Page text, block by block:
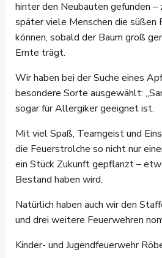
hinter den Neubauten gefunden
später viele Menschen die süßen
können, sobald der Baum groß
Ernte trägt.
Wir haben bei der Suche eines
besondere Sorte ausgewählt:
sogar für Allergiker geeignet ist.
Mit viel Spaß, Teamgeist und
die Feuerstrolche so nicht nur
ein Stück Zukunft gepflanzt –
Bestand haben wird.
Natürlich haben auch wir den
und drei weitere Feuerwehren
Kinder- und Jugendfeuerwehr